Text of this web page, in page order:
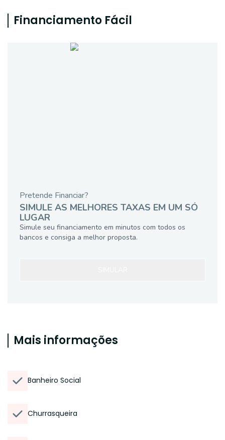
Financiamento Fácil
Pretende Financiar?
SIMULE AS MELHORES TAXAS EM UM SÓ
LUGAR
Simule seu financiamento em minutos com todos os
bancos e consiga a melhor proposta.
Mais informações
Banheiro Social
Churrasqueira